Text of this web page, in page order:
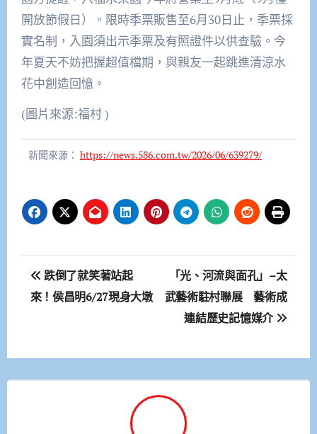
開放節假日）。限時季票販售至6月30日止，季票採
實名制，入園須出示季票及有照證件以供查驗。今
年夏天不妨把握超值檔期，與親友一起跳進清涼水
花中創造回憶。
(圖片來源:福村 )
新聞來源： https://news.586.com.tw/2026/06/639279/
文
章
覽
跌倒了就笑著站起
來！侯昌明6/27現身大墩
「光、河流與面孔」–太
武藝術駐村聯展 藝術成
連結歷史記憶媒介